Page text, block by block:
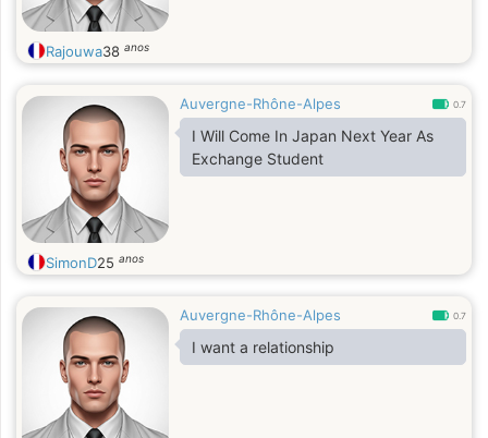
Rajouwa38 anos
Auvergne-Rhône-Alpes 0.7
I Will Come In Japan Next Year As
Exchange Student
SimonD25 anos
Auvergne-Rhône-Alpes 0.7
I want a relationship